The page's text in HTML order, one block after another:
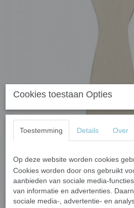
Handspiegel -
€ 3,67 (inclusief btw 21%)
Cookies toestaan Opties
Toestemming Details Over
Op deze website worden cookies
Cookies worden door ons gebruikt
aanbieden van sociale media-
van informatie en advertenties.
sociale media-, advertentie- en